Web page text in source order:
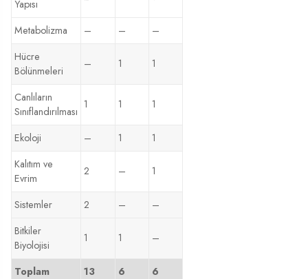
Yapısı
Metabolizma – –
–
Hücre
Bölünmeleri
– 1 1
Canlıların
Sınıflandırılması
1 1 1
Ekoloji – 1
1
Kalıtım ve
Evrim
2 – 1
Sistemler 2 –
–
Bitkiler
Biyolojisi
1 1 –
Toplam 13 6 6